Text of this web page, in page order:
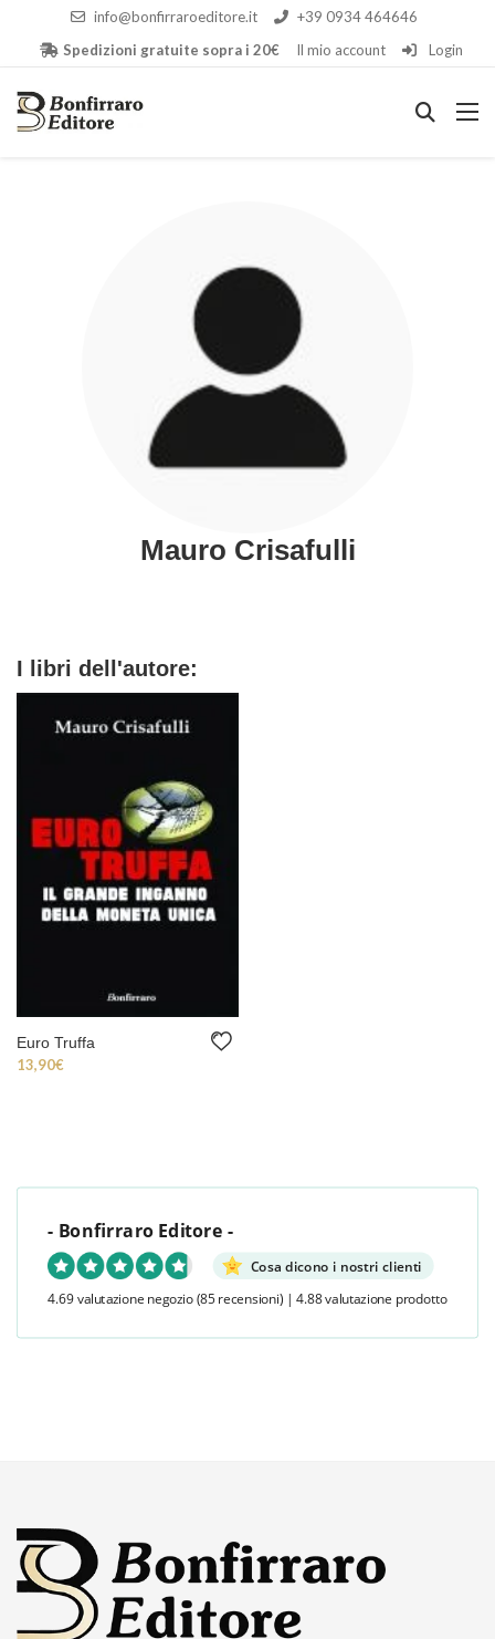
info@bonfirraroeditore.it
+39 0934 464646
Spedizioni gratuite sopra i 20€
Il mio account Login
Mauro Crisafulli
I libri dell'autore:
Euro Truffa
13,90€
- Bonfirraro Editore -
Cosa dicono i nostri clienti
4.69 valutazione negozio (85 recensioni) | 4.88 valutazione prodotto